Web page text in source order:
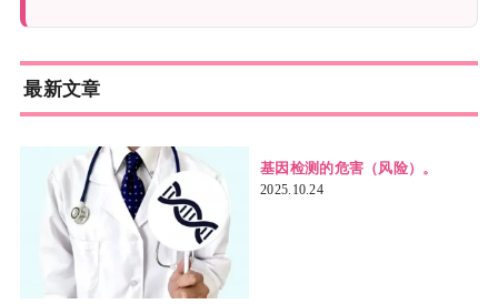
最新文章
基因检测的危害（风险）。
2025.10.24